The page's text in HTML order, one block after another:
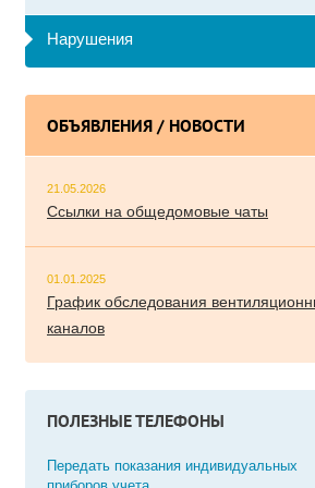
Нарушения
ОБЪЯВЛЕНИЯ / НОВОСТИ
21.05.2026
Ссылки на общедомовые чаты
01.01.2025
График обследования
каналов
ПОЛЕЗНЫЕ ТЕЛЕФОНЫ
Передать показания индивидуальных